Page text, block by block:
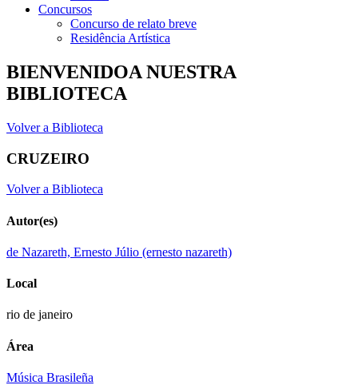
Concursos
Concurso de relato breve
Residência Artística
BIENVENIDOA NUESTRA
BIBLIOTECA
Volver a Biblioteca
CRUZEIRO
Volver a Biblioteca
Autor(es)
de Nazareth, Ernesto Júlio (ernesto nazareth)
Local
rio de janeiro
Área
Música Brasileña